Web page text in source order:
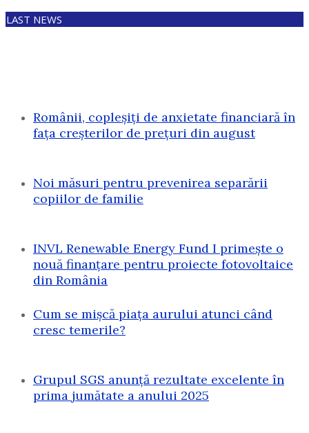
LAST NEWS
Românii, copleșiți de anxietate financiară în
fața creșterilor de prețuri din august
Noi măsuri pentru prevenirea separării
copiilor de familie
INVL Renewable Energy Fund I primește o
nouă finanțare pentru proiecte fotovoltaice
din România
Cum se mișcă piața aurului atunci când
cresc temerile?
Grupul SGS anunță rezultate excelente în
prima jumătate a anului 2025